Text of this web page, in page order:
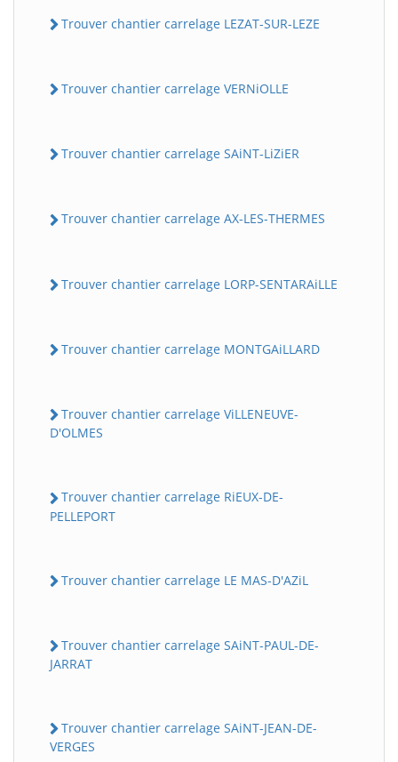
Trouver chantier carrelage LEZAT-SUR-LEZE
Trouver chantier carrelage VERNiOLLE
Trouver chantier carrelage SAiNT-LiZiER
Trouver chantier carrelage AX-LES-THERMES
Trouver chantier carrelage LORP-SENTARAiLLE
Trouver chantier carrelage MONTGAiLLARD
Trouver chantier carrelage ViLLENEUVE-
D'OLMES
Trouver chantier carrelage RiEUX-DE-
PELLEPORT
Trouver chantier carrelage LE MAS-D'AZiL
Trouver chantier carrelage SAiNT-PAUL-DE-
JARRAT
Trouver chantier carrelage SAiNT-JEAN-DE-
VERGES